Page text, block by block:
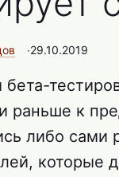
∙29.10.2019
раньше к
либо сами
которые